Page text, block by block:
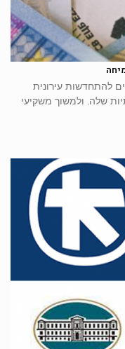
להתחדשות עירונית
שלה, ולמשוך משקיעי